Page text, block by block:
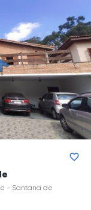
- Santana de